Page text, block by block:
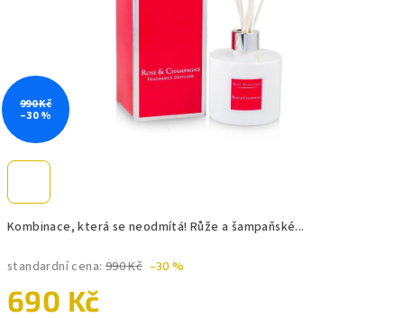
Kombinace, která se neodmítá! Růže a šampaňské...
standardní cena: 990 Kč –30 %
690 Kč
990 Kč
–30 %